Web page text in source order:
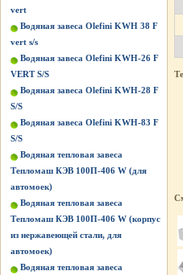
vert
Водяная завеса Olefini KWH 38 F
vert s/s
Водяная завеса Olefini KWH-26 F
VERT S/S
Водяная завеса Olefini KWH-28 F
S/S
Водяная завеса Olefini KWH-83 F
S/S
Водяная тепловая завеса
Тепломаш КЭВ 100П-406 W (для
автомоек)
Водяная тепловая завеса
Тепломаш КЭВ 100П-406 W (корпус
из нержавеющей стали, для
автомоек)
Водяная тепловая завеса